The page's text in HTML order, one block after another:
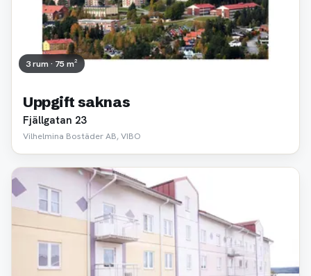
3 rum · 75 m²
Uppgift saknas
Fjällgatan 23
Vilhelmina Bostäder AB, VIBO